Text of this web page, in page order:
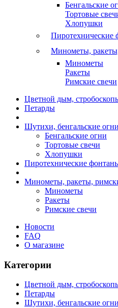
Бенгальские
Тортовые
Хлопушки
Пиротехнические
Минометы,
Минометы
Ракеты
Римские свечи
Цветной дым,
Петарды
Шутихи, бенгальские
Бенгальские огни
Тортовые свечи
Хлопушки
Пиротехнические
Минометы, ракеты,
Минометы
Ракеты
Римские свечи
Новости
FAQ
О магазине
Категории
Цветной дым,
Петарды
Шутихи, бенгальские